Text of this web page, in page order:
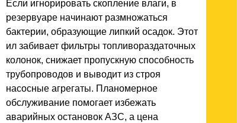
Если игнорировать скопление влаги, в
резервуаре начинают размножаться
бактерии, образующие липкий осадок. Этот
ил забивает фильтры топливораздаточных
колонок, снижает пропускную способность
трубопроводов и выводит из строя
насосные агрегаты. Планомерное
обслуживание помогает избежать
аварийных остановок АЗС, а цена